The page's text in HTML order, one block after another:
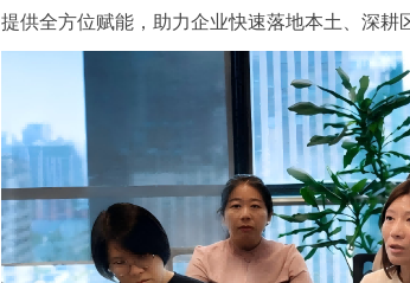
提供全方位赋能，助力企业快速落地本土、深耕